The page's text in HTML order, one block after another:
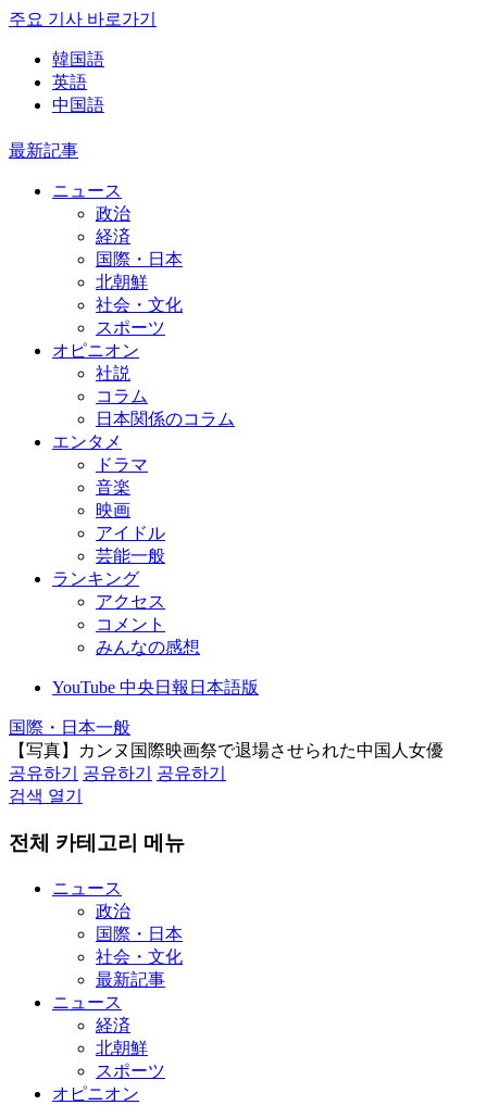
주요 기사 바로가기
韓国語
英語
中国語
最新記事
ニュース
政治
経済
国際・日本
北朝鮮
社会・文化
スポーツ
オピニオン
社説
コラム
日本関係のコラム
エンタメ
ドラマ
音楽
映画
アイドル
芸能一般
ランキング
アクセス
コメント
みんなの感想
YouTube 中央日報日本語版
国際・日本一般
【写真】カンヌ国際映画祭で退場させられた中国人女優
공유하기
공유하기
공유하기
검색 열기
전체 카테고리 메뉴
ニュース
政治
国際・日本
社会・文化
最新記事
ニュース
経済
北朝鮮
スポーツ
オピニオン